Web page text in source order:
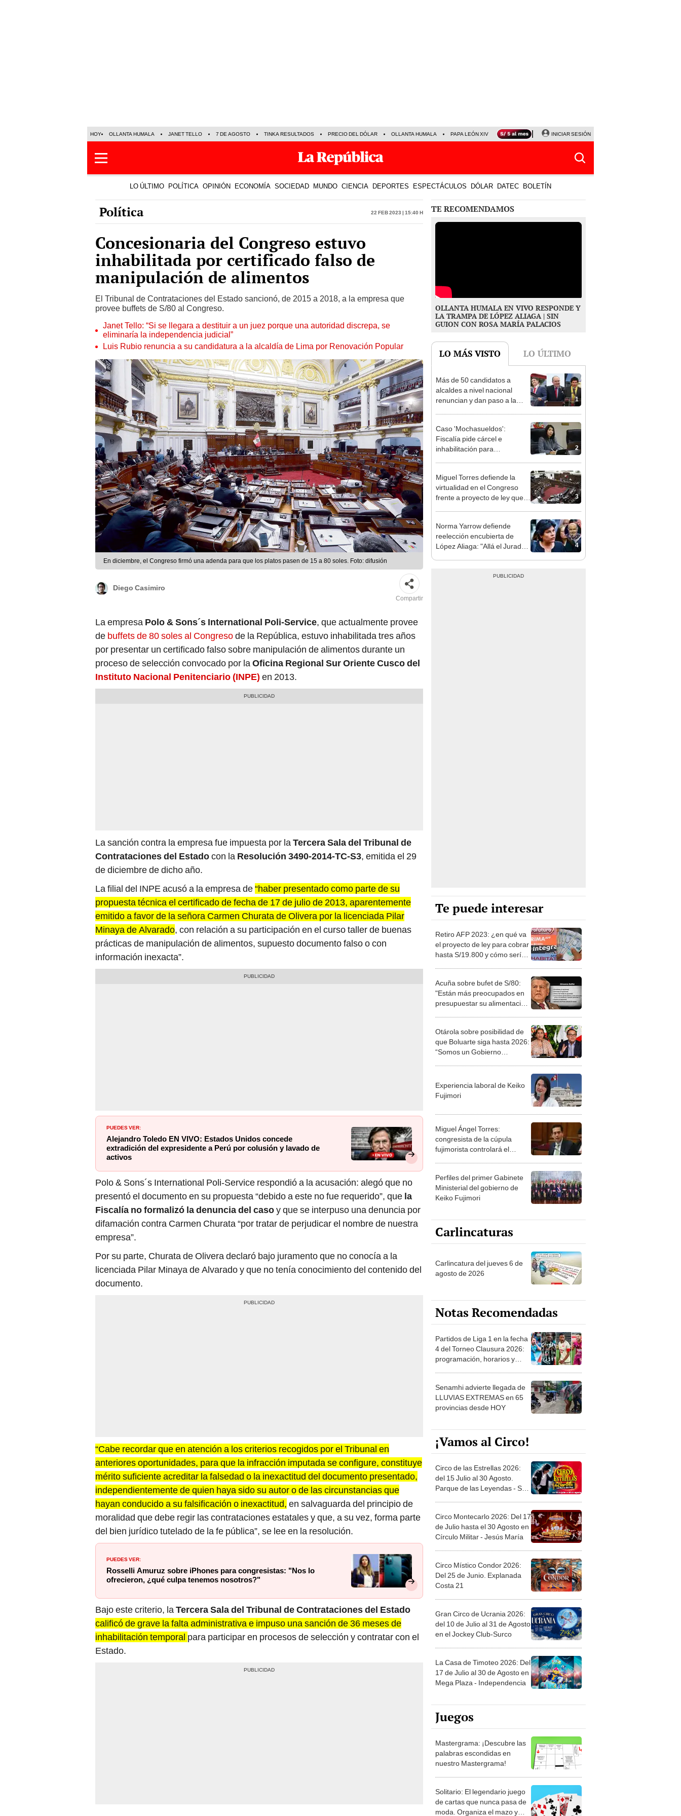
HOY OLLANTA HUMALA JANET TELLO 7 DE AGOSTO TINKA RESULTADOS PRECIO DEL DÓLAR OLLANTA HUMALA PAPA LEÓN XIV NALDY SALDAÑA LA BELLA LUZ
INICIAR SESIÓN
LO ÚLTIMO POLÍTICA OPINIÓN ECONOMÍA SOCIEDAD MUNDO CIENCIA DEPORTES ESPECTÁCULOS DÓLAR DATEC BOLETÍN
Política 22 Feb 2023 | 15:40 h
Concesionaria del Congreso estuvo
inhabilitada por certificado falso de
manipulación de alimentos
El Tribunal de Contrataciones del Estado sancionó, de 2015 a 2018, a la empresa que
provee buffets de S/80 al Congreso.
Janet Tello: “Si se llegara a destituir a un juez porque una autoridad discrepa, se
eliminaría la independencia judicial”
Luis Rubio renuncia a su candidatura a la alcaldía de Lima por Renovación Popular
En diciembre, el Congreso firmó una adenda para que los platos pasen de 15 a 80 soles. Foto: difusión
Diego Casimiro
Compartir
La empresa Polo & Sons´s International Poli-Service, que actualmente provee
de buffets de 80 soles al Congresode la República, estuvo inhabilitada tres años
por presentar un certificado falso sobre manipulación de alimentos durante un
proceso de selección convocado por laOficina Regional Sur Oriente Cusco del
Instituto Nacional Penitenciario (INPE) en 2013.
La sanción contra la empresa fue impuesta por laTercera Sala del Tribunal de
Contrataciones del Estadocon la Resolución 3490-2014-TC-S3, emitida el 29
de diciembre de dicho año.
La filial del INPE acusó a la empresa de“haber presentado como parte de su
propuesta técnica el certificado de fecha de 17 de julio de 2013, aparentemente
emitido a favor de la señora Carmen Churata de Olivera por la licenciada Pilar
Minaya de Alvarado, con relación a su participación en el curso taller de buenas
prácticas de manipulación de alimentos, supuesto documento falso o con
información inexacta”.
PUEDES VER:
Alejandro Toledo EN VIVO: Estados Unidos concede
extradición del expresidente a Perú por colusión y lavado de
activos
Polo & Sons´s International Poli-Service respondió a la acusación: alegó que no
presentó el documento en su propuesta “debido a este no fue requerido”, que la
Fiscalía no formalizó la denuncia del casoy que se interpuso una denuncia por
difamación contra Carmen Churata “por tratar de perjudicar el nombre de nuestra
empresa”.
Por su parte, Churata de Olivera declaró bajo juramento que no conocía a la
licenciada Pilar Minaya de Alvarado y que no tenía conocimiento del contenido del
documento.
“Cabe recordar que en atención a los criterios recogidos por el Tribunal en
anteriores oportunidades, para que la infracción imputada se configure, constituye
mérito suficiente acreditar la falsedad o la inexactitud del documento presentado,
independientemente de quien haya sido su autor o de las circunstancias que
hayan conducido a su falsificación o inexactitud, en salvaguarda del principio de
moralidad que debe regir las contrataciones estatales y que, a su vez, forma parte
del bien jurídico tutelado de la fe pública”, se lee en la resolución.
PUEDES VER:
Rosselli Amuruz sobre iPhones para congresistas: "Nos lo
ofrecieron, ¿qué culpa tenemos nosotros?"
Bajo este criterio, laTercera Sala del Tribunal de Contrataciones del Estado
calificó de grave la falta administrativa e impuso una sanción de 36 meses de
inhabilitación temporal para participar en procesos de selección y contratar con el
Estado.
TE RECOMENDAMOS
OLLANTA HUMALA EN VIVO RESPONDE Y
LA TRAMPA DE LÓPEZ ALIAGA | SIN
GUION CON ROSA MARÍA PALACIOS
LO MÁS VISTO LO ÚLTIMO
1
Más de 50 candidatos a
alcaldes a nivel nacional
renuncian y dan paso a la
2
Caso 'Mochasueldos':
Fiscalía pide cárcel e
inhabilitación para
3
Miguel Torres defiende la
virtualidad en el Congreso
frente a proyecto de ley que
4
Norma Yarrow defiende
reelección encubierta de
López Aliaga: "Allá el Jurado
Te puede interesar
Retiro AFP 2023: ¿en qué va
el proyecto de ley para cobrar
hasta S/19.800 y cómo sería
Acuña sobre bufet de S/80:
"Están más preocupados en
presupuestar su alimentación
Otárola sobre posibilidad de
que Boluarte siga hasta 2026:
“Somos un Gobierno
Experiencia laboral de Keiko
Fujimori
Miguel Ángel Torres:
congresista de la cúpula
fujimorista controlará el
Perfiles del primer Gabinete
Ministerial del gobierno de
Keiko Fujimori
Carlincaturas
Carlincatura del jueves 6 de
agosto de 2026
Notas Recomendadas
Partidos de Liga 1 en la fecha
4 del Torneo Clausura 2026:
programación, horarios y
Senamhi advierte llegada de
LLUVIAS EXTREMAS en 65
provincias desde HOY
¡Vamos al Circo!
Circo de las Estrellas 2026:
del 15 Julio al 30 Agosto.
Parque de las Leyendas - San
Circo Montecarlo 2026: Del 17
de Julio hasta el 30 Agosto en
Círculo Militar - Jesús María
Circo Místico Condor 2026:
Del 25 de Junio. Explanada
Costa 21
Gran Circo de Ucrania 2026:
del 10 de Julio al 31 de Agosto
en el Jockey Club-Surco
La Casa de Timoteo 2026: Del
17 de Julio al 30 de Agosto en
Mega Plaza - Independencia
Juegos
Mastergrama: ¡Descubre las
palabras escondidas en
nuestro Mastergrama!
Solitario: El legendario juego
de cartas que nunca pasa de
moda. Organiza el mazo y